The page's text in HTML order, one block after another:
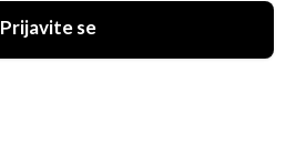
Prijavite se